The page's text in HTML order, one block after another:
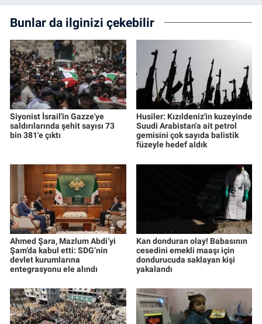
Bunlar da ilginizi çekebilir
Siyonist İsrail'in Gazze'ye
saldırılarında şehit sayısı 73
bin 381'e çıktı
Husiler: Kızıldeniz'in kuzeyinde
Suudi Arabistan'a ait petrol
gemisini çok sayıda balistik
füzeyle hedef aldık
Ahmed Şara, Mazlum Abdi’yi
Şam’da kabul etti: SDG’nin
devlet kurumlarına
entegrasyonu ele alındı
Kan donduran olay! Babasının
cesedini emekli maaşı için
dondurucuda saklayan kişi
yakalandı